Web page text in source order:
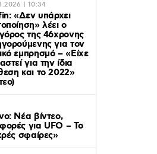
| 10:34
«Δεν υπάρχει
λέει ο
της 46χρονης
για τον
εμπρησμό – «Είχε
για την ίδια
και το 2022»
Νέα βίντεο,
για UFO – Το
σφαίρες»